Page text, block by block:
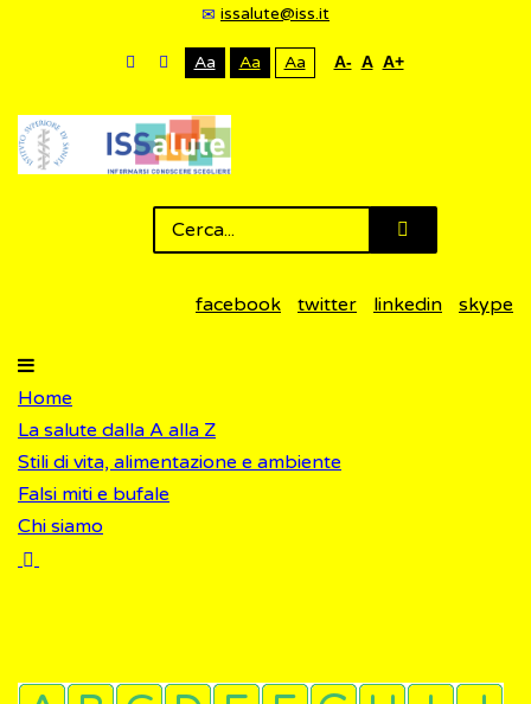
issalute@iss.it
Aa Aa Aa A- A A+
facebook twitter linkedin skype
Home
La salute dalla A alla Z
Stili di vita, alimentazione e ambiente
Falsi miti e bufale
Chi siamo